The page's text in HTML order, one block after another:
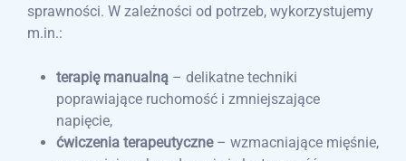
sprawności. W zależności od potrzeb, wykorzystujemy
m.in.:
terapię manualną – delikatne techniki
poprawiające ruchomość i zmniejszające
napięcie,
ćwiczenia terapeutyczne– wzmacniające mięśnie,